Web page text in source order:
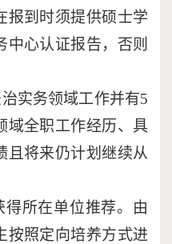
报到时须提供硕士学
中心认证报告，否则
实务领域工作并有5
域全职工作经历、具
且将来仍计划继续从
得所在单位推荐。由
按照定向培养方式进